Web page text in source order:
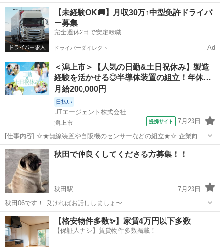
で、グルチャで楽しくお話しませんか？ 副管理人は、女性なので女性
の方も気軽に問い合わせいただければと思います(⌯˃̶᷄ ⁻̫ ˂̶᷄⌯) 男女に関わ
らず、...
秋田 秋田市 グルチャ コロナ
【未経験OK🚚】月収30万↑中型免許ドライバ
ー募集
完全週休2日で安定転職
ドライバーダイレクト Ad
＜潟上市＞【人気の日勤&土日祝休み】製造
経験を活かせる◎半導体装置の組立！年休…
月給200,000円
日払い
UTエージェント株式会社
潟上市
提携サイト 7月23日
[仕事内容] ☆★無線装置や自販機のセンサーなどの組立★☆ 企業向け
の通信機器などを製造しています！ ◎製造経験がある方は活かせます
慣れてしまえばコツコツ作業、集中して業務に取り組めます♪ ＜具
体的には…＞ ◆半導...
秋田 潟上市 工場
秋田で仲良くしてくださる方募集！！
秋田駅
7月23日
秋田06です！ 良ければお話ししましょ〜
秋田 秋田市 秋田駅 チャット
【格安物件多数✨】家賃4万円以下多数
【保証人ナシ】賃貸物件多数掲載！